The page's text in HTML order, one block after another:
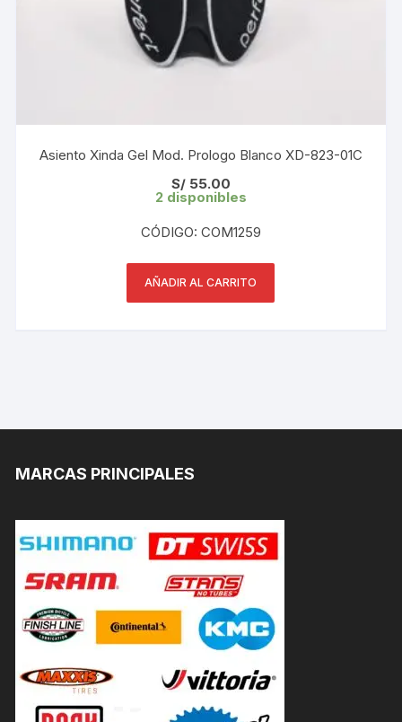
Asiento Xinda Gel Mod. Prologo Blanco XD-823-01C
S/55.00
2 disponibles
CÓDIGO: COM1259
AÑADIR AL CARRITO
MARCAS PRINCIPALES